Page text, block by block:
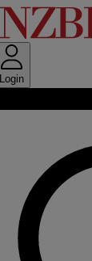
Login